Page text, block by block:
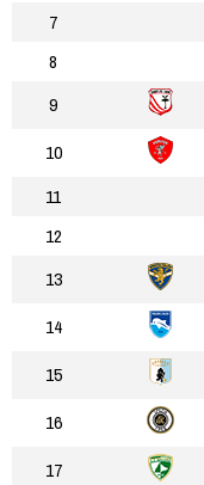
7
8
9
10
11
12
13
14
15
16
17